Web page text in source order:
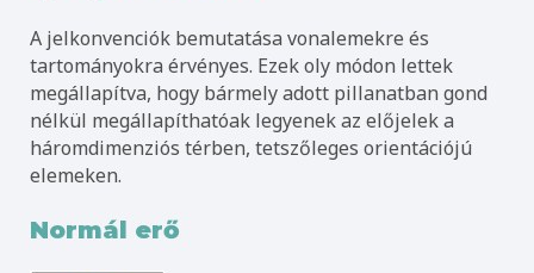
A jelkonvenciók bemutatása vonalemekre és
tartományokra érvényes. Ezek oly módon lettek
megállapítva, hogy bármely adott pillanatban gond
nélkül megállapíthatóak legyenek az előjelek a
háromdimenziós térben, tetszőleges orientációjú
elemeken.
Normál erő